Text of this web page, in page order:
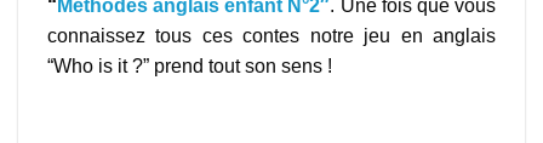
“ Méthodes anglais enfant N°2″. Une fois que vous
connaissez tous ces contes notre jeu en anglais
“Who is it ?” prend tout son sens !